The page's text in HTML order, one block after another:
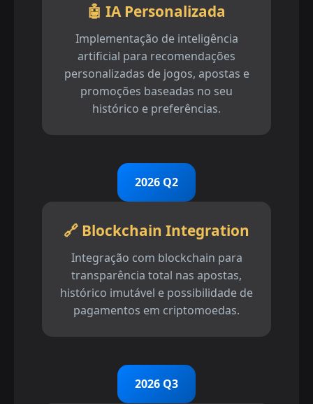
🤖 IA Personalizada
Implementação de inteligência
artificial para recomendações
personalizadas de jogos, apostas e
promoções baseadas no seu
histórico e preferências.
2026 Q2
🔗 Blockchain Integration
Integração com blockchain para
transparência total nas apostas,
histórico imutável e possibilidade de
pagamentos em criptomoedas.
2026 Q3